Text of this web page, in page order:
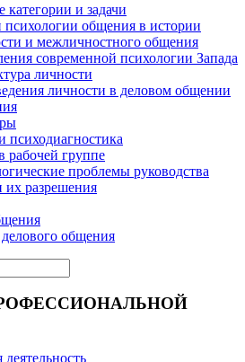
и задачи
общения в истории
и межличностного общения
современной психологии Запада
личности
личности в деловом общении
психодиагностика
рабочей группе
проблемы руководства
разрешения
общения